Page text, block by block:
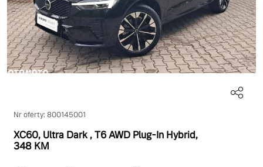
Nr oferty: 800145001
XC60, Ultra Dark, T6 AWD Plug-In Hybrid,
348 KM